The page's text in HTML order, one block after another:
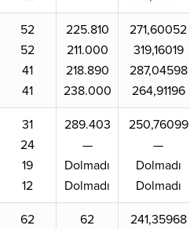
52
52
41
41
225.810
211.000
218.890
238.000
271,60052
319,16019
287,04598
264,91196
31
24
19
12
289.403
—
Dolmadı
Dolmadı
250,76099
—
Dolmadı
Dolmadı
62
62
241,35968